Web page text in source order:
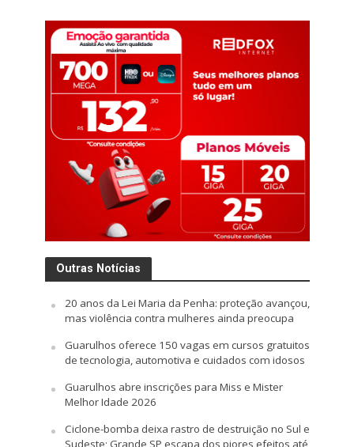
Outras Notícias
20 anos da Lei Maria da Penha: proteção avançou,
mas violência contra mulheres ainda preocupa
Guarulhos oferece 150 vagas em cursos gratuitos
de tecnologia, automotiva e cuidados com idosos
Guarulhos abre inscrições para Miss e Mister
Melhor Idade 2026
Ciclone-bomba deixa rastro de destruição no Sul e
Sudeste; Grande SP escapa dos piores efeitos até